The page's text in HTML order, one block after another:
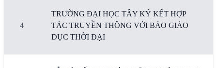
4
TRƯỜNG ĐẠI HỌC TÂY KÝ KẾT HỢP
TÁC TRUYỀN THÔNG VỚI BÁO GIÁO
DỤC THỜI ĐẠI